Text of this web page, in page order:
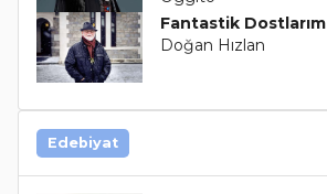
Fantastik Dostlarım
Doğan Hızlan
Edebiyat